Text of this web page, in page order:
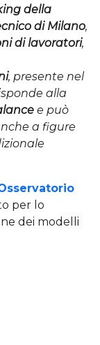
della
di Milano,
di lavoratori,
, presente nel
alla
e può
a figure
per lo
dei modelli